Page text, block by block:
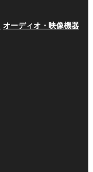
オーディオ・映像機器